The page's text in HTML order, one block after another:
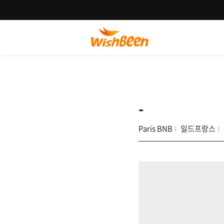
-
Paris BNB 일드프랑스